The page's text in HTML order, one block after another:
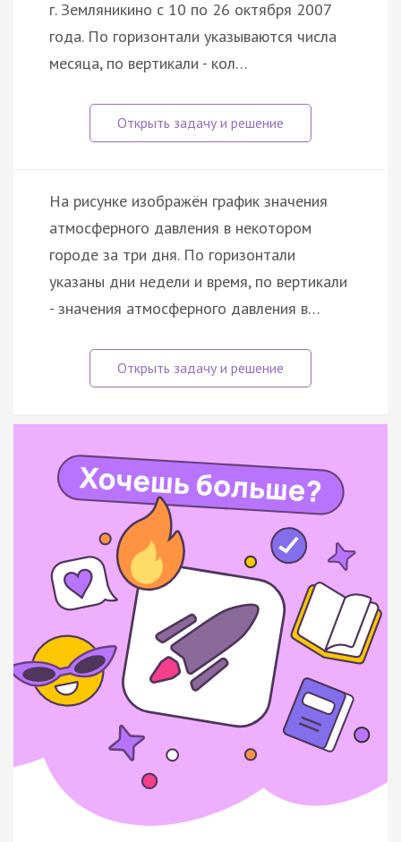
г. Земляникино с 10 по 26 октября 2007
года. По горизонтали указываются числа
месяца, по вертикали - кол…
На рисунке изображён график значения
атмосферного давления в некотором
городе за три дня. По горизонтали
указаны дни недели и время, по вертикали
- значения атмосферного давления в…